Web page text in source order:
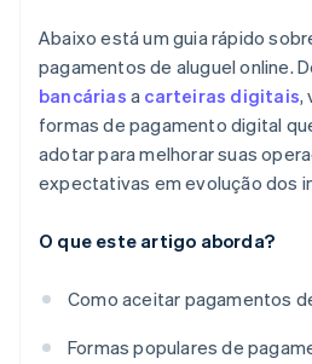
Abaixo está um guia rápido
pagamentos de aluguel online.
bancárias a carteiras digitais,
formas de pagamento digital
adotar para melhorar suas
expectativas em evolução dos
O que este artigo aborda?
Como aceitar pagamentos
Formas populares de